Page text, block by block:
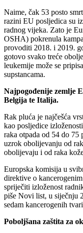
Naime, čak 53 posto
razini EU posljedica su
radnog vijeka. Zato je
OSHA) pokrenula
provoditi 2018. i 2019.
gotovo svako treće
leukemije može se
supstancama.
Najpogođenije zemlje
Belgija te Italija.
Rak pluća je najčešća
kao posljedice
raka otpada od 54 do 75
uzrok obolijevanju od
obolijevaju i od raka
Europska komisija u
direktive o
spriječiti izloženost
piše Novi list, u siječnju
sedam kancerogenih
Poboljšana zaštita za